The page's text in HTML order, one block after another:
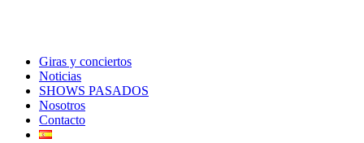
Giras y conciertos
Noticias
SHOWS PASADOS
Nosotros
Contacto